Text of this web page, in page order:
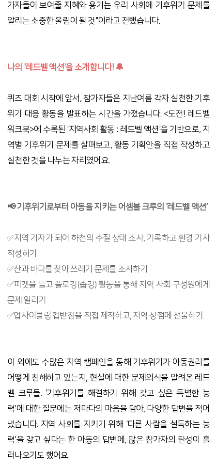
가자들이 보여줄 지혜와 용기는 우리 사회에 기후위기 문제를
알리는 소중한 울림이 될 것"이라고 전했습니다.
나의 '레드벨 액션'을 소개합니다! 🔔
퀴즈 대회 시작에 앞서, 참가자들은 지난여름 각자 실천한 기후
위기 대응 활동을 발표하는 시간을 가졌습니다. <도전! 레드벨
워크북>에 수록된 '지역사회 활동 : 레드벨 액션'을 기반으로, 지
역별 기후위기 문제를 살펴보고, 활동 기획안을 직접 작성하고
실천한 것을 나누는 자리였어요.
📢 기후위기로부터 아동을 지키는 어셈블 크루의 '레드벨 액션'
✅지역 기자가 되어 하천의 수질 상태 조사, 기록하고 환경 기사
작성하기
✅산과 바다를 찾아 쓰레기 문제를 조사하기
✅피켓을 들고 플로깅(줍깅) 활동을 통해 지역 사회 구성원에게
문제 알리기
✅업사이클링 컵받침을 직접 제작하고, 지역 상점에 선물하기
이 외에도 수많은 지역 캠페인을 통해 기후위기가 아동권리를
어떻게 침해하고 있는지, 현실에 대한 문제의식을 알려온 레드
벨 크루들. '기후위기를 해결하기 위해 갖고 싶은 특별한 능
력'에 대한 질문에는 저마다의 마음을 담아, 다양한 답변을 적어
냈습니다. 지역 사회를 지키기 위해 '다른 사람을 설득하는 능
력'을 갖고 싶다는 한 아동의 답변에, 많은 참가자의 탄성이 흘
러나오기도 했어요.